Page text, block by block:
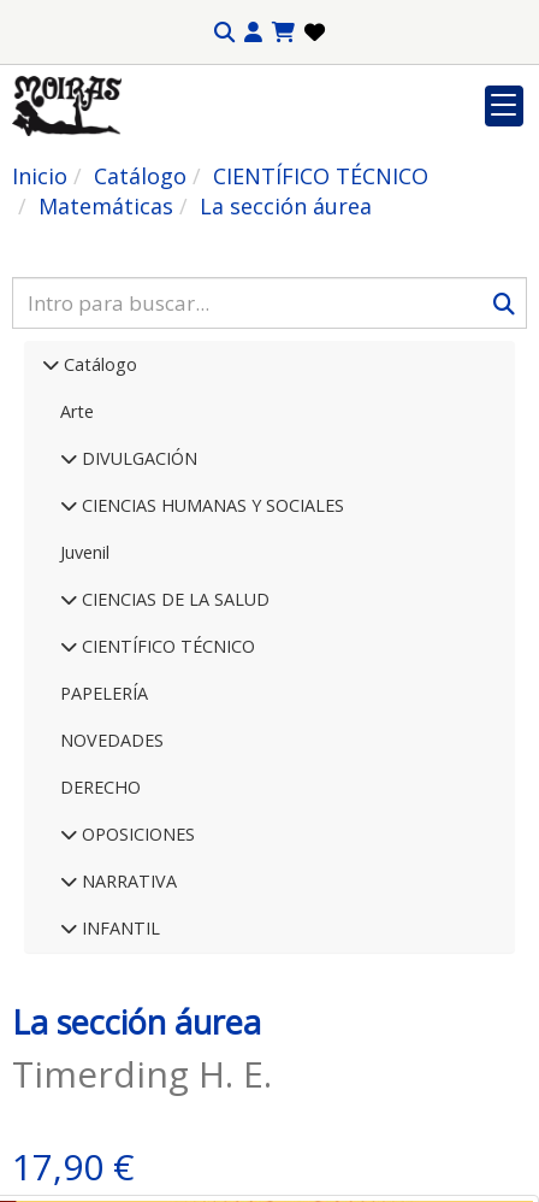
Inicio Catálogo
CIENTÍFICO TÉCNICO
Matemáticas
La sección áurea
Catálogo
Arte
DIVULGACIÓN
CIENCIAS HUMANAS Y SOCIALES
Juvenil
CIENCIAS DE LA SALUD
CIENTÍFICO TÉCNICO
PAPELERÍA
NOVEDADES
DERECHO
OPOSICIONES
NARRATIVA
INFANTIL
La sección áurea
Timerding H. E.
17,90 €